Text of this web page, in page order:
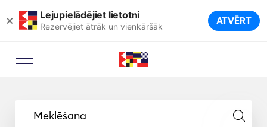
× Lejupielādējiet lietotni
Rezervējiet ātrāk un vienkāršāk ATVĒRT
Meklēšana